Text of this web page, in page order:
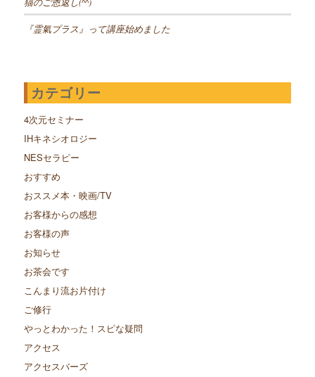
『霊氣プラス』って講座始めました
カテゴリー
4次元セミナー
IHキネシオロジー
NESセラピー
おすすめ
おススメ本・映画/TV
お客様からの感想
お客様の声
お知らせ
お茶会です
こんまり流お片付け
ご修行
やっとわかった！スピな疑問
アクセス
アクセスバーズ